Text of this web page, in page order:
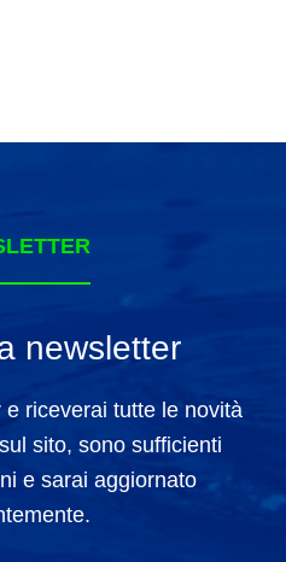
newsletter
riceverai tutte le novità
sito, sono sufficienti
e sarai aggiornato